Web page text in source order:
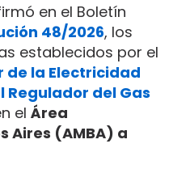
en el Boletín
48/2026, los
establecidos por el
de la Electricidad
Regulador del Gas
el Área
Aires (AMBA) a